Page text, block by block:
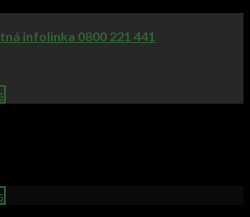
infolinka 0800 221 441